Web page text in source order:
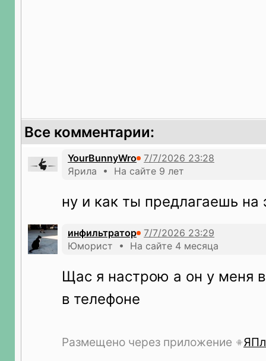
Все комментарии:
YourBunnyWro
Ярила • На сайте 9 лет
ну и как ты предлагаешь на
инфильтратор
Юморист • На сайте 4 месяца
Щас я настрою а он у меня
в телефоне
Размещено через приложение